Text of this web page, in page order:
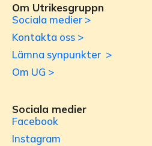
Om Utrikesgruppn
Sociala medier >
Kontakta oss >
Lämna synpunkter >
Om UG >
Sociala medier
Facebook
Instagram